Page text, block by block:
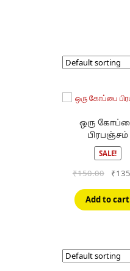
ஒரு
பிரபஞ்சம்
SALE!
₹150.00
was:
₹
Add to cart